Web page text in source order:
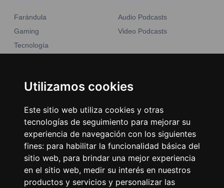
Utilizamos cookies
Este sitio web utiliza cookies y otras
tecnologías de seguimiento para mejorar su
experiencia de navegación con los siguientes
fines: para habilitar la funcionalidad básica del
sitio web, para brindar una mejor experiencia
en el sitio web, medir su interés en nuestros
productos y servicios y personalizar las
Farándula
Gaming
Tecnología
Noticias
Audio Podcasts
Video Podcasts
Emisoras Unidas
Encuéntranos
Contacto
Términos y condiciones
Directorio